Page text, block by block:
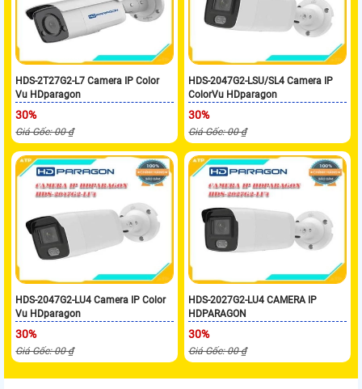
HDS-2T27G2-L7 Camera IP Color
Vu HDparagon
30%
Giá Gốc: 00 ₫
HDS-2047G2-LSU/SL4 Camera IP
ColorVu HDparagon
30%
Giá Gốc: 00 ₫
HDS-2047G2-LU4 Camera IP Color
Vu HDparagon
30%
Giá Gốc: 00 ₫
HDS-2027G2-LU4 CAMERA IP
HDPARAGON
30%
Giá Gốc: 00 ₫